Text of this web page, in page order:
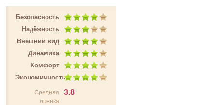
Безопасность
Надёжность
Внешний вид
Динамика
Комфорт
Экономичность
Средняя
оценка
3.8